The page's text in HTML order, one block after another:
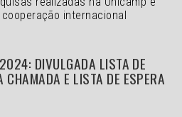
internacional
DIVULGADA LISTA DE
E LISTA DE ESPERA